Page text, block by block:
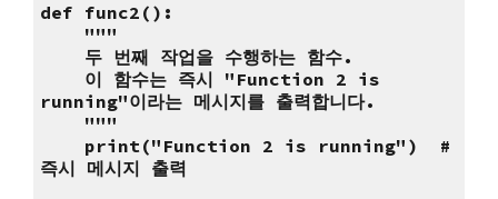
def func2():
"""
두 번째 작업을 수행하는 함수.
이 함수는 즉시 "Function 2 is
running"이라는 메시지를 출력합니다.
"""
print("Function 2 is running") #
즉시 메시지 출력